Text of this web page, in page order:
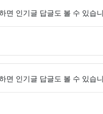
면 인기글 답글도 볼 수 있습
면 인기글 답글도 볼 수 있습